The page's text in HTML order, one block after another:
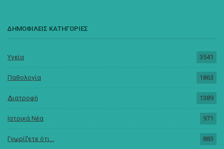
ΔΗΜΟΦΙΛΕΙΣ ΚΑΤΗΓΟΡΙΕΣ
Υγεία 3541
Παθολογία 1863
Διατροφή 1389
Ιατρικά Νέα 971
Γνωρίζετε ότι... 883